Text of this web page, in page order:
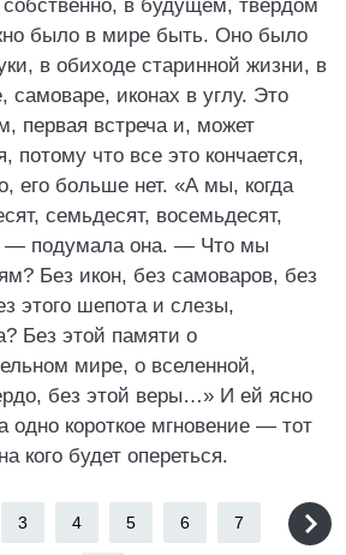
собственно, в будущем, твердом
было в мире быть. Оно было
в обиходе старинной жизни, в
иконах в углу. Это
первая встреча и, может
что все это кончается,
его больше нет. «А мы, когда
семьдесят, восемьдесят,
— подумала она. — Что мы
Без икон, без самоваров, без
этого шепота и слезы,
Без этой памяти о
мире, о вселенной,
без этой веры…» И ей ясно
одно короткое мгновение — тот
кого будет опереться.
3 4 5 6 7